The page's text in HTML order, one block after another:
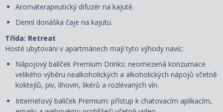
Aromaterapeutický difuzér na kajutě.
Denní donáška čaje na kajutu.
Třída: Retreat
Hosté ubytováni v apartmánech mají tyto výhody navíc:
Nápojový balíček Premium Drinks: neomezená konzumace
velikého výběru nealkoholických a alkoholických nápojů včetně
koktejlů, piv, lihovin, likérů a rozlévaných vín.
Internetový balíček Premium: přístup k chatovacím aplikacím,